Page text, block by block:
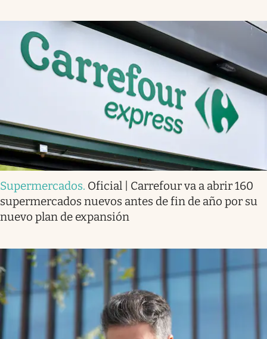
Supermercados. Oficial | Carrefour va a abrir 160
supermercados nuevos antes de fin de año por su
nuevo plan de expansión